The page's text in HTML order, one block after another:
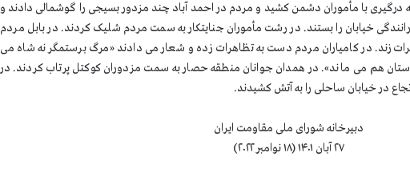
با مأموران دشمن کشید و مردم در احمد آباد چند مزدور بسیجی را گوشمالی دادند و
رانندگی خیابان را بستند. در رشت مأموران جنایتکار به سمت مردم شلیک کردند. در بابل مردم
زند. در کامیاران مردم دست به تظاهرات زده و شعار می دادند «مرگ برستمگر نه شاه می
هم می ماند». در همدان جوانان منطقه حصار به سمت مزدوران کوکتل پرتاب کردند. در
در خیابان ساحلی را به آتش کشیدند.
دبیرخانه شورای ملی مقاومت ایران
۲۷ آبان ۱۴۰۱ (۱۸ نوامبر ۲۰۲۲)